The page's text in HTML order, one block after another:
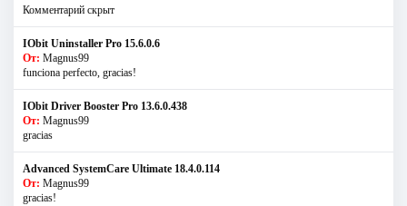
Комментарий скрыт
IObit Uninstaller Pro 15.6.0.6
От: Magnus99
funciona perfecto, gracias!
IObit Driver Booster Pro 13.6.0.438
От: Magnus99
gracias
Advanced SystemCare Ultimate 18.4.0.114
От: Magnus99
gracias!